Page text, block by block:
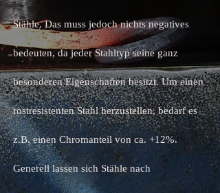
Stähle. Das muss jedoch nichts negatives
bedeuten, da jeder Stahltyp seine ganz
besonderen Eigenschaften besitzt. Um einen
rostresistenten Stahl herzustellen, bedarf es
z.B. einen Chromanteil von ca. +12%.
Generell lassen sich Stähle nach